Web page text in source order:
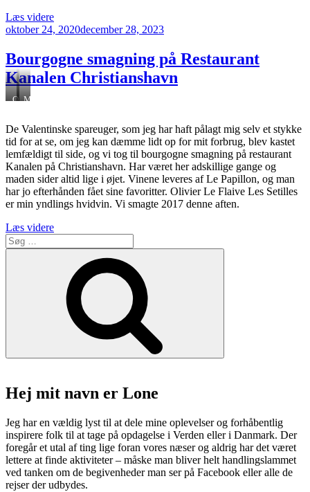
Læs videre“Lundgren
Tapas
Gris
på
gaflen
Udgivet
oktober 24, 2020december 28, 2023
Bourgogne smagning på Restaurant
Kanalen Christianshavn
Olivier
Les
Setilles
Menuen
De Valentinske spareuger, som jeg har haft pålagt mig selv et stykke
tid for at se, om jeg kan dæmme lidt op for mit forbrug, blev kastet
lemfældigt til side, og vi tog til bourgogne smagning på restaurant
Kanalen på Christianshavn. Har været her adskillige gange og
maden sider altid lige i øjet. Vinene leveres af Le Papillon, og man
har jo efterhånden fået sine favoritter. Olivier Le Flaive Les Setilles
er min yndlings hvidvin. Vi smagte 2017 denne aften.
Læs videre“Bourgogne
på
Restaurant
Kanalen
Christianshavn”
Søg
efter:
Hej mit navn er Lone
Jeg har en vældig lyst til at dele mine oplevelser og forhåbentlig
inspirere folk til at tage på opdagelse i Verden eller i Danmark. Der
foregår et utal af ting lige foran vores næser og aldrig har det været
lettere at finde aktiviteter – måske man bliver helt handlingslammet
ved tanken om de begivenheder man ser på Facebook eller alle de
rejser der udbydes.